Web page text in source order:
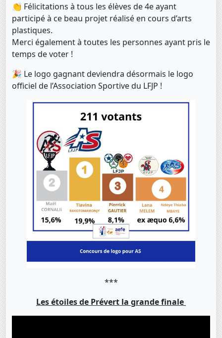
👏 Félicitations à tous les élèves de 4e ayant
participé à ce beau projet réalisé en cours d’arts
plastiques.
Merci également à toutes les personnes ayant pris le
temps de voter !
🎉 Le logo gagnant deviendra désormais le logo
officiel de l’Association Sportive du LFJP !
***
Les étoiles de Prévert la grande finale